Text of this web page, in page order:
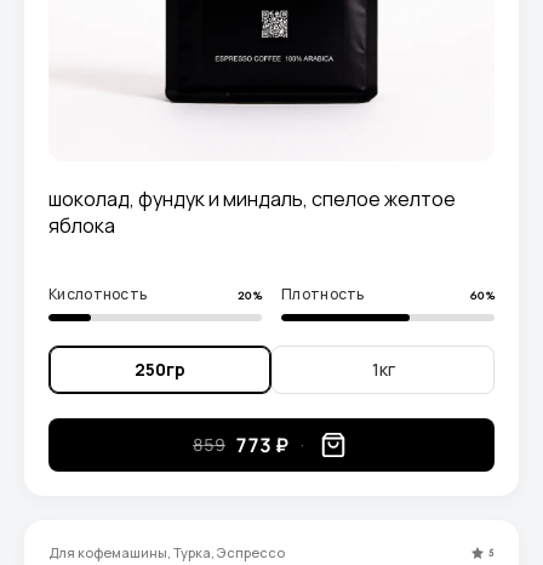
шоколад, фундук и миндаль, спелое желтое
яблока
Кислотность 20% Плотность 60%
250гр 1кг
859 773 ₽
Для кофемашины, Турка, Эспрессо 5